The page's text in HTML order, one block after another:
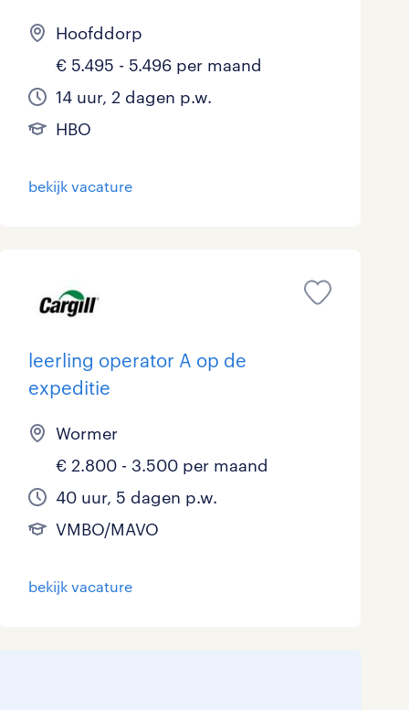
Hoofddorp
€ 5.495 - 5.496 per maand
14 uur, 2 dagen p.w.
HBO
bekijk vacature
leerling operator A op de
expeditie
Wormer
€ 2.800 - 3.500 per maand
40 uur, 5 dagen p.w.
VMBO/MAVO
bekijk vacature